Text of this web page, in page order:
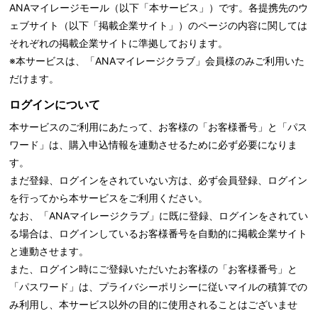
ANAマイレージモール（以下「本サービス」）です。各提携先のウ
ェブサイト（以下「掲載企業サイト」）のページの内容に関しては
それぞれの掲載企業サイトに準拠しております。
※本サービスは、「ANAマイレージクラブ」会員様のみご利用いた
だけます。
ログインについて
本サービスのご利用にあたって、お客様の「お客様番号」と「パス
ワード」は、購入申込情報を連動させるために必ず必要になりま
す。
まだ登録、ログインをされていない方は、必ず会員登録、ログイン
を行ってから本サービスをご利用ください。
なお、「ANAマイレージクラブ」に既に登録、ログインをされてい
る場合は、ログインしているお客様番号を自動的に掲載企業サイト
と連動させます。
また、ログイン時にご登録いただいたお客様の「お客様番号」と
「パスワード」は、 プライバシーポリシーに従いマイルの積算での
み利用し、本サービス以外の目的に使用されることはございませ